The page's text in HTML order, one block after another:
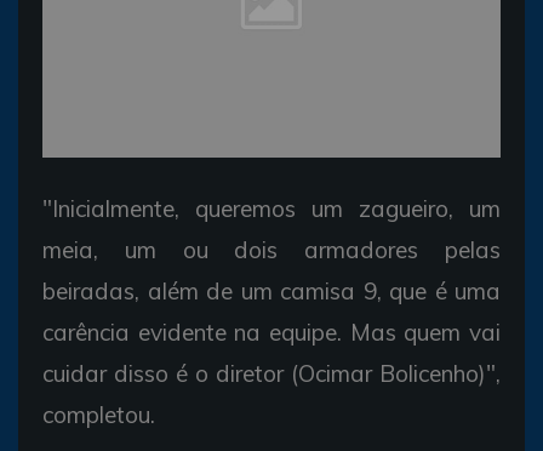
"Inicialmente, queremos um zagueiro, um
meia, um ou dois armadores pelas
beiradas, além de um camisa 9, que é uma
carência evidente na equipe. Mas quem vai
cuidar disso é o diretor (Ocimar Bolicenho)",
completou.